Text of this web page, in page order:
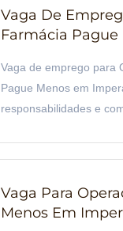
Vaga De
Farmácia
Vaga de emprego para
Pague Menos em
responsabilidades e
Vaga Para
Menos Em